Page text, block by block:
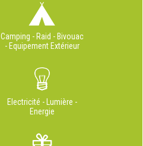
Camping - Raid - Bivouac
- Equipement Extérieur
Electricité - Lumière -
Energie